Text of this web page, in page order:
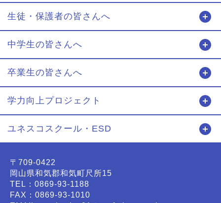
生徒・保護者の皆さんへ
中学生の皆さんへ
卒業生の皆さんへ
学力向上プロジェクト
ユネスコスクール・ESD
〒709-0422
岡山県和気郡和気町尺所15
TEL：0869-93-1188
FAX：0869-93-1010